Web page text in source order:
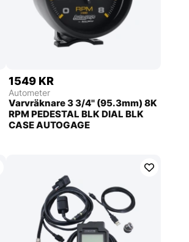
1549 KR
Autometer
Varvräknare 3 3/4'' (95.3mm) 8K
RPM PEDESTAL BLK DIAL BLK
CASE AUTOGAGE